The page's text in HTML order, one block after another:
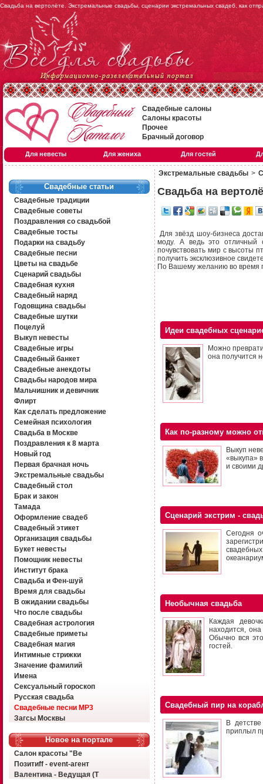
Свадьба на вертолёте. Экстремальные свадьбы, сценарии экстремальных свадеб, как
Свадебные салоны
Салоны красоты
Прочее
Брачный договор
Для невесты Для жениха Для гостей
Свадебные статьи
Свадебные традиции
Свадебные советы
Поздравления со свадьбой
Свадебные тосты
Подарки на свадьбу
Свадебные песни
Цветы на свадьбе
Сценарий свадьбы
Свадебная кухня
Свадебный наряд
Годовщина свадьбы
Свадебные шутки
Поцелуй
Выкуп невесты
Свадебные игры
Свадебный банкет
Свадебные анекдоты
Свадьбы народов мира
Мальчишник и девичник
Флирт
Как сделать предложение
Семейная психология
Свадьба в Москве
Поздравления к 8 марта
Новый год
Первая брачная ночь
Экстремальные свадьбы
Свадебный стол
Брак и закон
Тамада
Оформление свадеб
Свадебный этикет
Организация свадьбы
Букет невесты
Помощник невесты
Институт брака
Свадьба и Фен-шуй
Время для свадьбы
В ожидании свадьбы
Что после свадьбы
Свадебная астрология
Свадебные приметы
Свадебная магия
Интимные стрижки
Значение фамилий
Имена
Сексуальный гороскоп
Русская свадьба
Свадебные песни MP3
Загсы Москвы
Новое на портале
Салон красоты "Ве
Позитиff - event-агент
Валентина - Ведущая (Т
Экстремальные свадьбы >
Свадьба на
Для звёзд шоу-бизнеса
моду. А ведь это отличный
почувствовать мир с высоты
получить эксклюзивное
По Вашему желанию во время
Идеи свадебных
Можно
она получится
Как по-разному можно
Выкуп
«выкупа»
и своими
Сценарий экстрим -
Сегодня
Необычная свадьба
Каждая
находится,
Обычно вся
гостей.
Свадебный пир на
В
приплыл